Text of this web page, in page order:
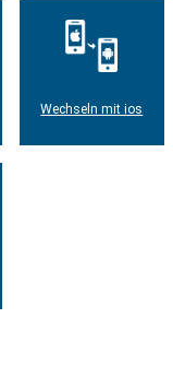
Wechseln mit ios